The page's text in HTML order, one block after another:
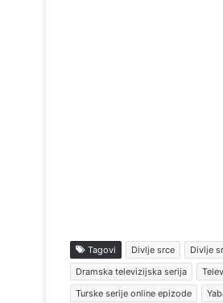
Tagovi Divlje srce Divlje
Dramska televizijska serija
Turske serije online epizode